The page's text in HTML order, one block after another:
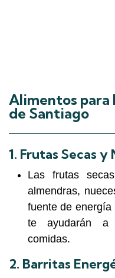
Alimentos para
de Santiago
1. Frutas Secas y
Las frutas
almendras,
fuente de
te ayudarán a
comidas.
2. Barritas